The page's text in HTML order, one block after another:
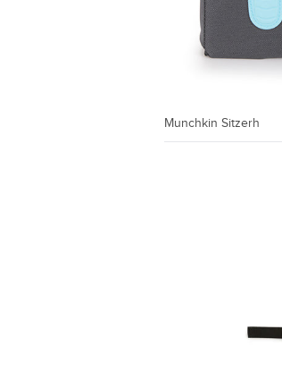
Munchkin Sitzerh